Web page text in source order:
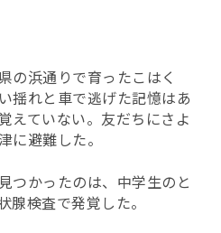
の浜通りで育ったこはく
揺れと車で逃げた記憶はあ
えていない。友だちにさよ
に避難した。
つかったのは、中学生のと
腺検査で発覚した。